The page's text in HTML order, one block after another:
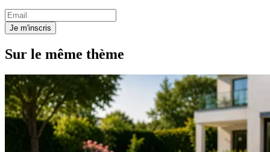
Je m'inscris
Sur le même thème